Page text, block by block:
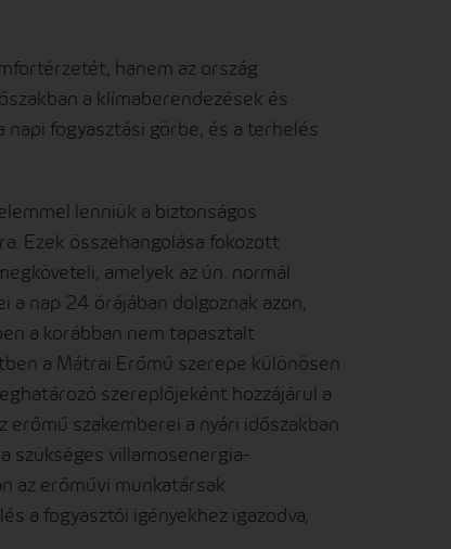
hanem az ország
a klímaberendezések és
fogyasztási görbe, és a terhelés
lenniük a biztonságos
Ezek összehangolása fokozott
amelyek az ún. normál
a nap 24 órájában dolgoznak azon,
a korábban nem tapasztalt
a Mátrai Erőmű szerepe különösen
szereplőjeként hozzájárul a
szakemberei a nyári időszakban
szükséges villamosenergia-
az erőművi munkatársak
a fogyasztói igényekhez igazodva,